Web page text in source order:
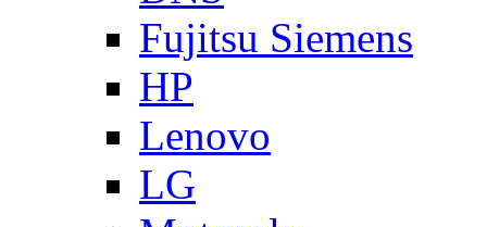
Fujitsu Siemens
HP
Lenovo
LG